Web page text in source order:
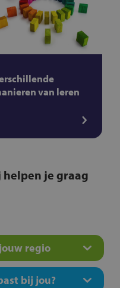
van leren
helpen je graag
regio
bij jou?